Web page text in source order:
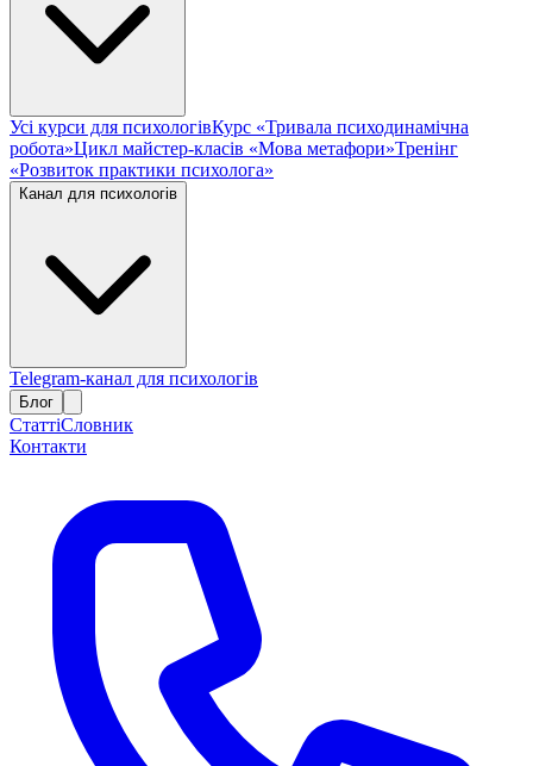
Усі курси для психологівКурс «Тривала психодинамічна
робота»Цикл майстер-класів «Мова метафори»Тренінг
«Розвиток практики психолога»
Канал для психологів
Telegram-канал для психологів
Блог
СтаттіСловник
Контакти